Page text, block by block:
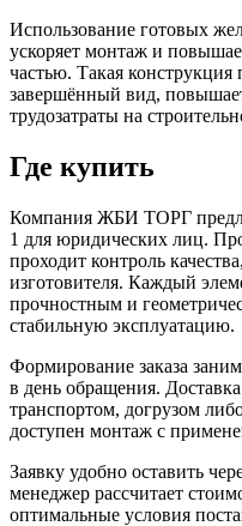
Использование готовых
ускоряет монтаж и
частью. Такая
завершённый вид,
трудозатраты на
Где купить
Компания ЖБИ ТОРГ
1 для юридических лиц.
проходит контроль
изготовителя. Каждый
прочностным и
стабильную эксплуатацию.
Формирование заказа
в день обращения.
транспортом, догрузом
доступен монтаж с
Заявку удобно оставить
менеджер рассчитает
оптимальные условия